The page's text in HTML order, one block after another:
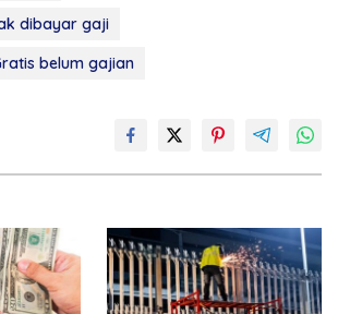
dibayar gaji
belum gajian